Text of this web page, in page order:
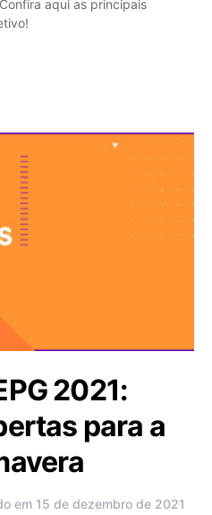
aqui as principais
2021:
para a
em 15 de dezembro de 2021